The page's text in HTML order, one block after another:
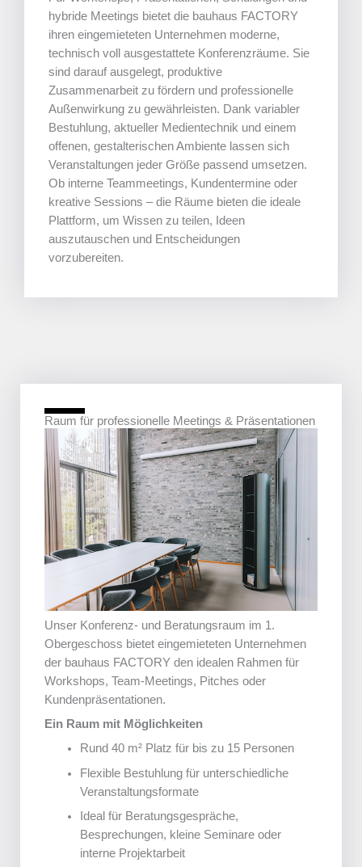
hybride Meetings bietet die bauhaus FACTORY
ihren eingemieteten Unternehmen moderne,
technisch voll ausgestattete Konferenzräume. Sie
sind darauf ausgelegt, produktive
Zusammenarbeit zu fördern und professionelle
Außenwirkung zu gewährleisten. Dank variabler
Bestuhlung, aktueller Medientechnik und einem
offenen, gestalterischen Ambiente lassen sich
Veranstaltungen jeder Größe passend umsetzen.
Ob interne Teammeetings, Kundentermine oder
kreative Sessions – die Räume bieten die ideale
Plattform, um Wissen zu teilen, Ideen
auszutauschen und Entscheidungen
vorzubereiten.
Raum für professionelle Meetings & Präsentationen
Unser Konferenz- und Beratungsraum im 1.
Obergeschoss bietet eingemieteten Unternehmen
der bauhaus FACTORY den idealen Rahmen für
Workshops, Team-Meetings, Pitches oder
Kundenpräsentationen.
Ein Raum mit Möglichkeiten
Rund 40 m² Platz für bis zu 15 Personen
Flexible Bestuhlung für unterschiedliche
Veranstaltungsformate
Ideal für Beratungsgespräche,
Besprechungen, kleine Seminare oder
interne Projektarbeit